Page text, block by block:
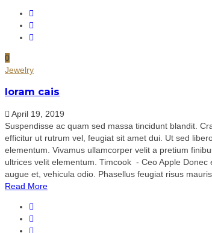
0
Jewelry
loram cais
April 19, 2019
Suspendisse ac quam sed massa tincidunt blandit.
efficitur ut rutrum vel, feugiat sit amet dui. Ut sed
elementum. Vivamus ullamcorper velit a pretium
ultrices velit elementum. Timcook - Ceo Apple
augue et, vehicula odio. Phasellus feugiat risus
Read More